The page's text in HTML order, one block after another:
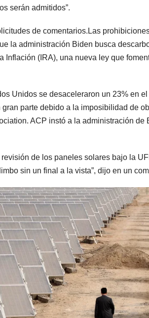
serán admitidos”.
de comentarios.Las
la administración Biden busca
Inflación (IRA), una nueva ley que
Unidos se desaceleraron un 23% en
parte debido a la imposibilidad de
ACP instó a la administración de
de los paneles solares bajo la
sin un final a la vista”, dijo en un